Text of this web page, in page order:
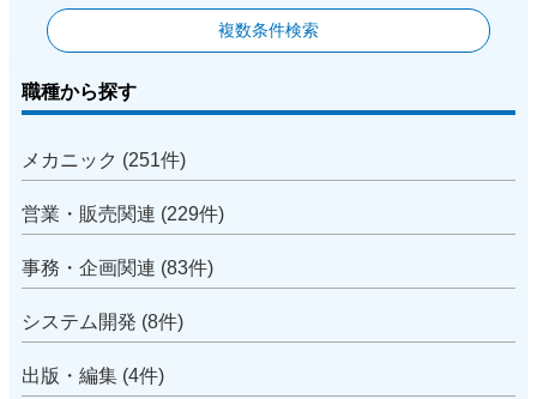
複数条件検索
職種から探す
メカニック (251件)
営業・販売関連 (229件)
事務・企画関連 (83件)
システム開発 (8件)
出版・編集 (4件)